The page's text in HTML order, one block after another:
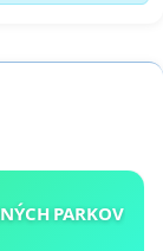
PARKOV